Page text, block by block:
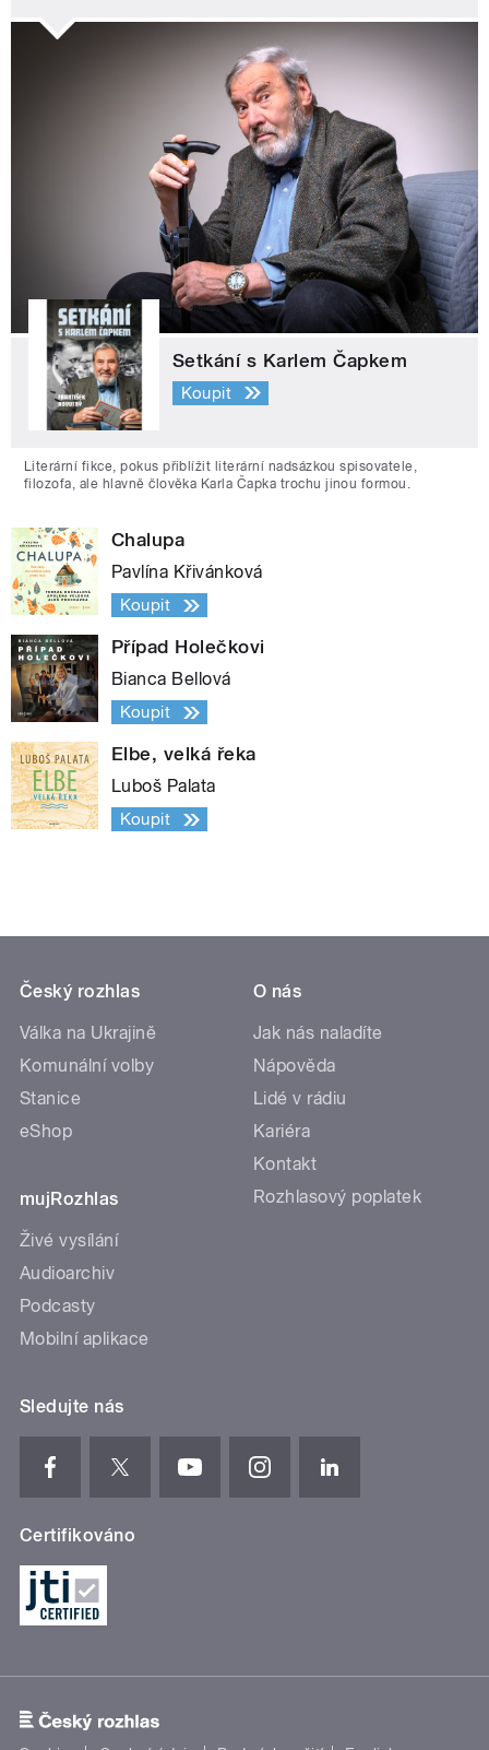
Setkání s Karlem Čapkem
Koupit
Literární fikce, pokus přiblížit literární nadsázkou spisovatele,
filozofa, ale hlavně člověka Karla Čapka trochu jinou formou.
Chalupa
Pavlína Křivánková
Koupit
Případ Holečkovi
Bianca Bellová
Koupit
Elbe, velká řeka
Luboš Palata
Koupit
Český rozhlas
Válka na Ukrajině
Komunální volby
Stanice
eShop
mujRozhlas
Živé vysílání
Audioarchiv
Podcasty
Mobilní aplikace
O nás
Jak nás naladíte
Nápověda
Lidé v rádiu
Kariéra
Kontakt
Rozhlasový poplatek
Sledujte nás
Certifikováno